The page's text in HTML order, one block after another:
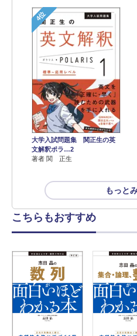
4位
大学入試問題集 関正生の英
文解釈ポラ…2
著者 関 正生
もっと
こちらもおすすめ